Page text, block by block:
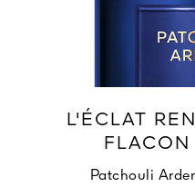
L'ÉCLAT
Patchouli